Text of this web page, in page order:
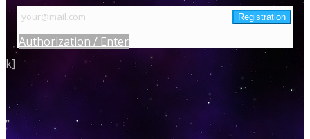
Authorization / Enter
k]
”